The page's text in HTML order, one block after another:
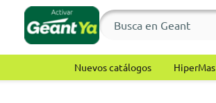
Nuevos catálogos